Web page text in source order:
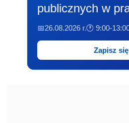
publicznych w
📅26.08.2026 r.🕐 9:00-
Zapisz się